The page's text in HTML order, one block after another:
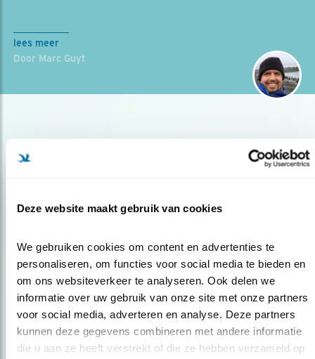
Deze website maakt gebruik van cookies
We gebruiken cookies om content en advertenties te
personaliseren, om functies voor social media te bieden en
om ons websiteverkeer te analyseren. Ook delen we
informatie over uw gebruik van onze site met onze partners
voor social media, adverteren en analyse. Deze partners
kunnen deze gegevens combineren met andere informatie
die u aan ze heeft verstrekt of die ze hebben verzameld op
lees meer
Door Marc Guyt
Meld je aan en ontvang nieuws, inspiratie, acties en tips
over vogels en activiteiten van Vogelbescherming.
AANMELDEN VOGELNIEUWS
Volg ons via social media